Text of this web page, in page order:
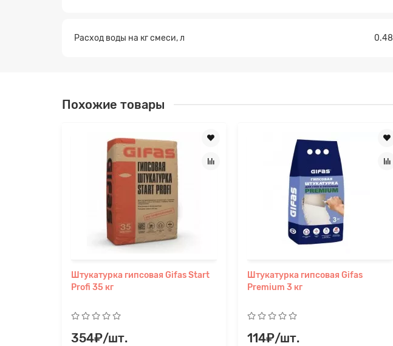
Расход воды на кг смеси, л 0.48
Похожие товары
Штукатурка гипсовая Gifas Start
Profi 35 кг
354₽/шт.
Штукатурка гипсовая Gifas
Premium 3 кг
114₽/шт.